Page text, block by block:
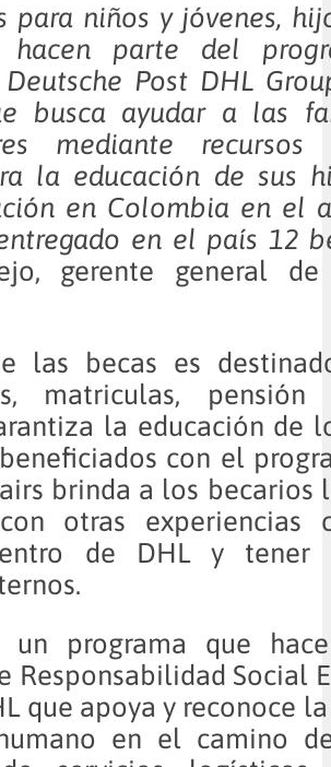
para niños y jóvenes,
hacen parte del
Post DHL
busca ayudar a las
mediante recursos
la educación de sus
en Colombia en el
en el país 12
gerente general de
las becas es
matriculas,
la educación de
con el
brinda a los becarios
otras experiencias
de DHL y
un programa que
Responsabilidad Social
que apoya y reconoce
en el camino